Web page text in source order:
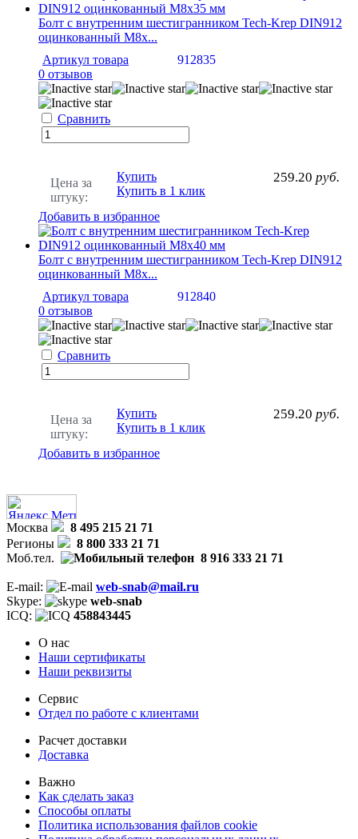
Болт с внутренним шестигранником Tech-Krep DIN912
оцинкованный М8х...
Артикул товара
912835
0 отзывов
Сравнить
Цена за
штуку:
259.20 руб.
Купить
Купить в 1 клик
Добавить в избранное
Болт с внутренним шестигранником Tech-Krep DIN912
оцинкованный М8х...
Артикул товара
912840
0 отзывов
Сравнить
Цена за
штуку:
259.20 руб.
Купить
Купить в 1 клик
Добавить в избранное
Москва
8 495 215 21 71
Регионы
8 800 333 21 71
Моб.тел.
8 916 333 21 71
E-mail:
web-snab@mail.ru
Skype:
web-snab
ICQ:
458843445
О нас
Наши сертификаты
Наши реквизиты
Сервис
Отдел по работе с клиентами
Расчет доставки
Доставка
Важно
Как сделать заказ
Способы оплаты
Политика использования файлов cookie